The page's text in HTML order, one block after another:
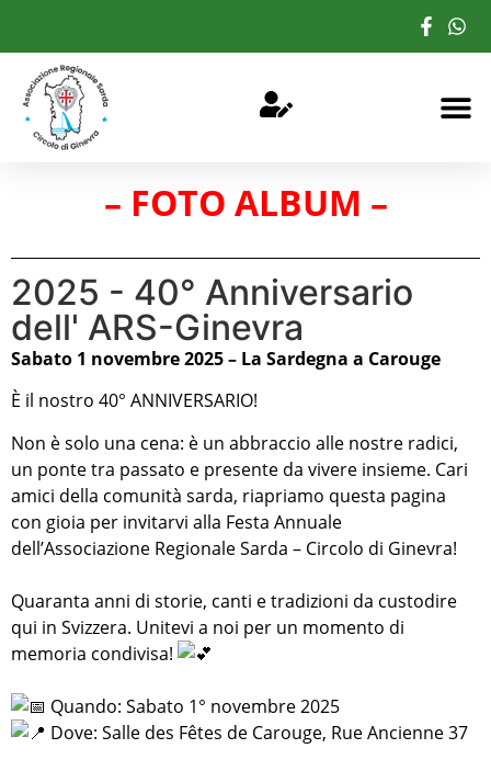
– FOTO ALBUM –
2025 - 40° Anniversario
dell' ARS-Ginevra
Sabato 1 novembre 2025 – La Sardegna a Carouge
È il nostro 40° ANNIVERSARIO!
Non è solo una cena: è un abbraccio alle nostre radici,
un ponte tra passato e presente da vivere insieme. Cari
amici della comunità sarda, riapriamo questa pagina
con gioia per invitarvi alla Festa Annuale
dell’Associazione Regionale Sarda – Circolo di Ginevra!
Quaranta anni di storie, canti e tradizioni da custodire
qui in Svizzera. Unitevi a noi per un momento di
memoria condivisa!
Quando: Sabato 1° novembre 2025
Dove: Salle des Fêtes de Carouge, Rue Ancienne 37